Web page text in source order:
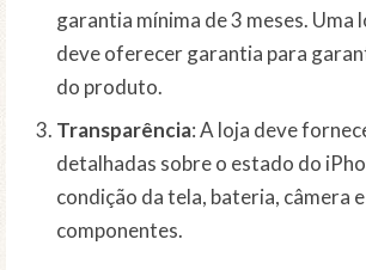
garantia mínima de 3 meses. Uma
deve oferecer garantia para
do produto.
Transparência: A loja deve
detalhadas sobre o estado do
condição da tela, bateria, câmera
componentes.